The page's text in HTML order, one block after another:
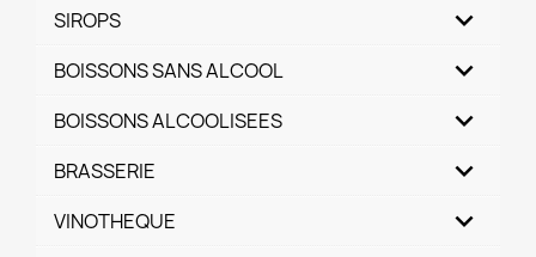
SIROPS
BOISSONS SANS ALCOOL
BOISSONS ALCOOLISEES
BRASSERIE
VINOTHEQUE